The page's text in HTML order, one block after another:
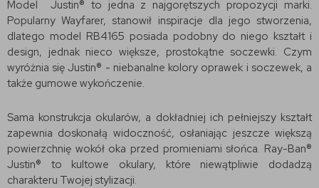
Model Justin® to jedna z najgorętszych propozycji marki.
Popularny Wayfarer, stanowił inspiracje dla jego stworzenia,
dlatego model RB4165 posiada podobny do niego kształt i
design, jednak nieco większe, prostokątne soczewki. Czym
wyróżnia się Justin® - niebanalne kolory oprawek i soczewek, a
także gumowe wykończenie.
Sama konstrukcja okularów, a dokładniej ich pełniejszy kształt
zapewnia doskonałą widoczność, osłaniając jeszcze większą
powierzchnię wokół oka przed promieniami słońca. Ray-Ban®
Justin® to kultowe okulary, które niewątpliwie dodadzą
charakteru Twojej stylizacji.